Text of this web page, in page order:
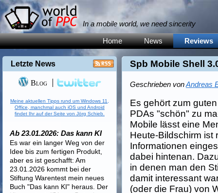
In a mobile world, we need sincerity
Home News Reviews
Spb Mobile Shell
Geschrieben vonAndreas
Es gehört zum
PDAs "schön" zu
Mobile lässt eine
Heute-Bildschirm ist
Informationen
dabei hintenan.
in denen man den
damit interessant
(oder die Frau) von
Letzte News
Blog
Meine aktuellen Tipps rund um Windows 11,
Office, manchmal auch iOS und Android
findet Ihr auf der Seite von Jörg Schieb.
Ab 23.01.2026: Das kann KI
Es war ein langer Weg von der
Idee bis zum fertigen Produkt,
aber es ist geschafft: Am
23.01.2026 kommt bei der
Stiftung Warentest mein neues
Buch "Das kann KI" heraus. Der